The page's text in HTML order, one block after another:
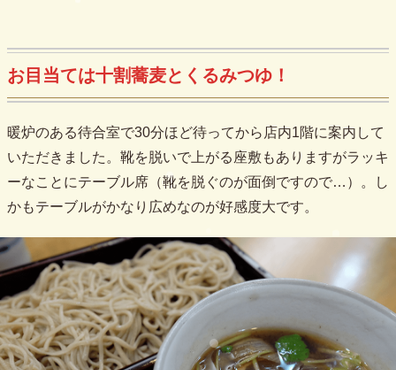
お目当ては十割蕎麦とくるみつゆ！
暖炉のある待合室で30分ほど待ってから店内1階に案内して
いただきました。靴を脱いで上がる座敷もありますがラッキ
ーなことにテーブル席（靴を脱ぐのが面倒ですので…）。し
かもテーブルがかなり広めなのが好感度大です。